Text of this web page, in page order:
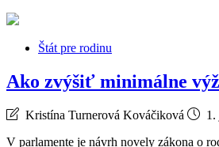
Štát pre rodinu
Ako zvýšiť minimálne
Kristína Turnerová Kováčiková 1.
V parlamente je návrh novely zákona o